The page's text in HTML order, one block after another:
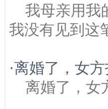
我母亲用我
我没有见到这
·离婚了，女
离婚了，女